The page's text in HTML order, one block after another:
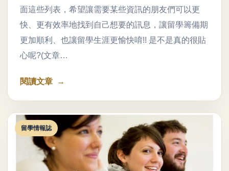
面這些列表，希望讓需要某些資訊的朋友們可以更
快、更有效率地找到自己想要的訊息，讓留學籌備期
更加順利、也讓留學生涯更愉快唷!! 是不是真的很貼
心呢?(文章…
閱讀文章
留學情報誌